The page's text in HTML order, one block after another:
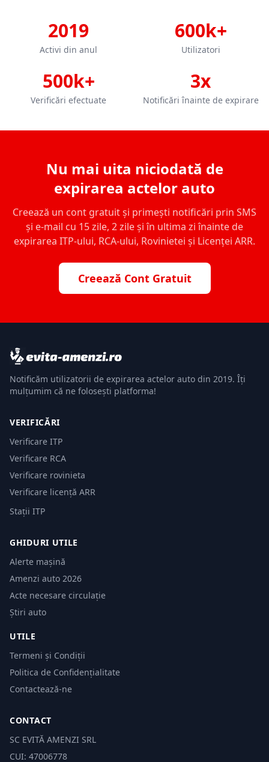
2019
Activi din anul
600k+
Utilizatori
500k+
Verificări efectuate
3x
Notificări înainte de expirare
Nu mai uita niciodată de
expirarea actelor auto
Creează un cont gratuit și primești notificări prin SMS
și e-mail cu 15 zile, 2 zile și în ultima zi înainte de
expirarea ITP-ului, RCA-ului, Rovinietei și Licenței ARR.
Creează Cont Gratuit
Notificăm utilizatorii de expirarea actelor auto din 2019. Îți
mulțumim că ne folosești platforma!
VERIFICĂRI
Verificare ITP
Verificare RCA
Verificare rovinieta
Verificare licență ARR
Stații ITP
GHIDURI UTILE
Alerte mașină
Amenzi auto 2026
Acte necesare circulație
Știri auto
UTILE
Termeni și Condiții
Politica de Confidențialitate
Contactează-ne
CONTACT
SC EVITĂ AMENZI SRL
CUI: 47006778